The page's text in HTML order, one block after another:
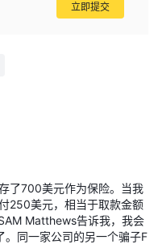
了700美元作为保险。当我
250美元，相当于取款金额
Matthews告诉我，我会
同一家公司的另一个骗子F
立即提交